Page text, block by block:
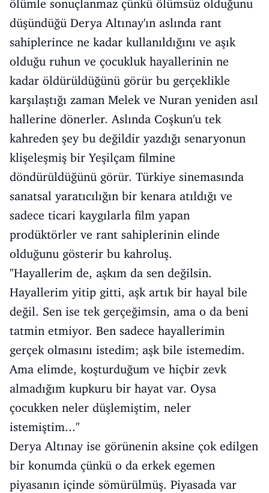
ölümle sonuçlanmaz çünkü ölümsüz olduğunu
düşündüğü Derya Altınay'ın aslında rant
sahiplerince ne kadar kullanıldığını ve aşık
olduğu ruhun ve çocukluk hayallerinin ne
kadar öldürüldüğünü görür bu gerçeklikle
karşılaştığı zaman Melek ve Nuran yeniden asıl
hallerine dönerler. Aslında Coşkun'u tek
kahreden şey bu değildir yazdığı senaryonun
klişeleşmiş bir Yeşilçam filmine
döndürüldüğünü görür. Türkiye sinemasında
sanatsal yaratıcılığın bir kenara atıldığı ve
sadece ticari kaygılarla film yapan
prodüktörler ve rant sahiplerinin elinde
olduğunu gösterir bu kahroluş.
"Hayallerim de, aşkım da sen değilsin.
Hayallerim yitip gitti, aşk artık bir hayal bile
değil. Sen ise tek gerçeğimsin, ama o da beni
tatmin etmiyor. Ben sadece hayallerimin
gerçek olmasını istedim; aşk bile istemedim.
Ama elimde, koşturduğum ve hiçbir zevk
almadığım kupkuru bir hayat var. Oysa
çocukken neler düşlemiştim, neler
istemiştim..."
Derya Altınay ise görünenin aksine çok edilgen
bir konumda çünkü o da erkek egemen
piyasanın içinde sömürülmüş. Piyasada var